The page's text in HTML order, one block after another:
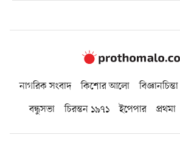
নাগরিক সংবাদ কিশোর আলো বিজ্ঞানচিন্তা
বন্ধুসভা
চিরন্তন ১৯৭১ ইপেপার প্রথমা